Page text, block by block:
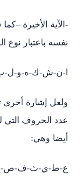
-الآية الأخيرة
نفسه باعتبار نوع
ا-ن-ش-ك-ه-و-
ولعل إشارة
عدد الحروف التي
أيضا وهي:
ع-ط-ي-ث-ف-